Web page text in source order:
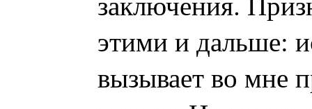
этими и дальше:
вызывает во мне